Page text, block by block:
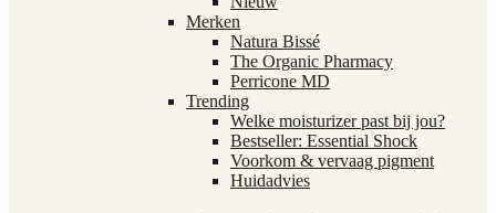
Merken
Natura Bissé
The Organic Pharmacy
Perricone MD
Trending
Welke moisturizer past bij jou?
Bestseller: Essential Shock
Voorkom & vervaag pigment
Huidadvies